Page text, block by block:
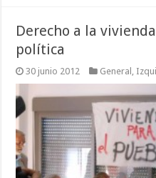
Derecho a la
política
30 junio 2012 General ,